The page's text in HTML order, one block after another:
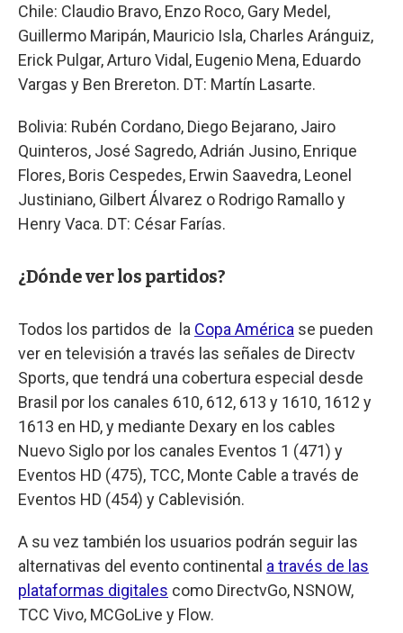
Chile: Claudio Bravo, Enzo Roco, Gary Medel,
Guillermo Maripán, Mauricio Isla, Charles Aránguiz,
Erick Pulgar, Arturo Vidal, Eugenio Mena, Eduardo
Vargas y Ben Brereton. DT: Martín Lasarte.
Bolivia: Rubén Cordano, Diego Bejarano, Jairo
Quinteros, José Sagredo, Adrián Jusino, Enrique
Flores, Boris Cespedes, Erwin Saavedra, Leonel
Justiniano, Gilbert Álvarez o Rodrigo Ramallo y
Henry Vaca. DT: César Farías.
¿Dónde ver los partidos?
Todos los partidos de la Copa América se pueden
ver en televisión a través las señales de Directv
Sports, que tendrá una cobertura especial desde
Brasil por los canales 610, 612, 613 y 1610, 1612 y
1613 en HD, y mediante Dexary en los cables
Nuevo Siglo por los canales Eventos 1 (471) y
Eventos HD (475), TCC, Monte Cable a través de
Eventos HD (454) y Cablevisión.
A su vez también los usuarios podrán seguir las
alternativas del evento continental a través de las
plataformas digitales como DirectvGo, NSNOW,
TCC Vivo, MCGoLive y Flow.